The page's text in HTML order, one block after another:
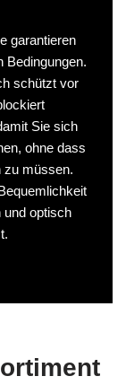
garantieren
Bedingungen.
schützt vor
Sie sich
ohne dass
zu müssen.
und optisch